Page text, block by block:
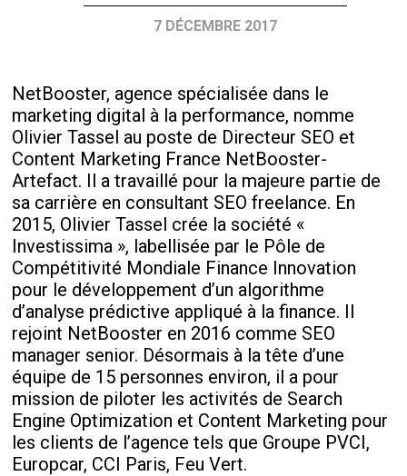
7 DÉCEMBRE 2017
NetBooster, agence spécialisée dans le
marketing digital à la performance, nomme
Olivier Tassel au poste de Directeur SEO et
Content Marketing France NetBooster-
Artefact. Il a travaillé pour la majeure partie de
sa carrière en consultant SEO freelance. En
2015, Olivier Tassel crée la société «
Investissima », labellisée par le Pôle de
Compétitivité Mondiale Finance Innovation
pour le développement d’un algorithme
d’analyse prédictive appliqué à la finance. Il
rejoint NetBooster en 2016 comme SEO
manager senior. Désormais à la tête d’une
équipe de 15 personnes environ, il a pour
mission de piloter les activités de Search
Engine Optimization et Content Marketing pour
les clients de l’agence tels que Groupe PVCI,
Europcar, CCI Paris, Feu Vert.